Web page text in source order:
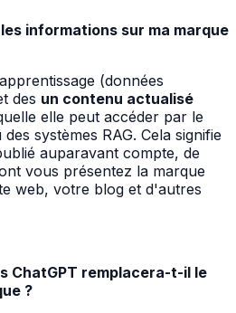
informations sur ma marque
(données
des un contenu actualisé
elle peut accéder par le
systèmes RAG. Cela signifie
auparavant compte, de
vous présentez la marque
web, votre blog et d'autres
ChatGPT remplacera-t-il le
?